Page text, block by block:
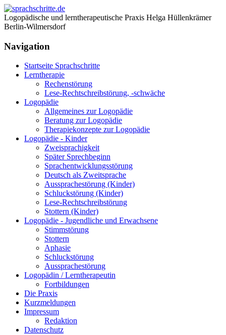
Logopädische und lerntherapeutische Praxis Helga Hüllenkrämer
Berlin-Wilmersdorf
Navigation
Startseite Sprachschritte
Lerntherapie
Rechenstörung
Lese-Rechtschreibstörung, -schwäche
Logopädie
Allgemeines zur Logopädie
Beratung zur Logopädie
Therapiekonzepte zur Logopädie
Logopädie - Kinder
Zweisprachigkeit
Später Sprechbeginn
Sprachentwicklungsstörung
Deutsch als Zweitsprache
Aussprachestörung (Kinder)
Schluckstörung (Kinder)
Lese-Rechtschreibstörung
Stottern (Kinder)
Logopädie - Jugendliche und Erwachsene
Stimmstörung
Stottern
Aphasie
Schluckstörung
Aussprachestörung
Logopädin / Lerntherapeutin
Fortbildungen
Die Praxis
Kurzmeldungen
Impressum
Redaktion
Datenschutz